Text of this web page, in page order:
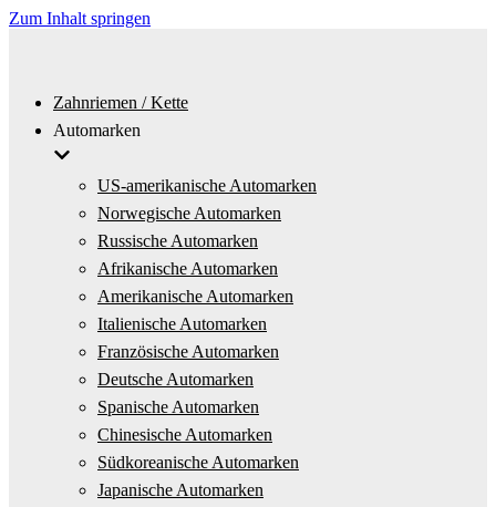
Zum Inhalt springen
Zahnriemen / Kette
Automarken
US-amerikanische Automarken
Norwegische Automarken
Russische Automarken
Afrikanische Automarken
Amerikanische Automarken
Italienische Automarken
Französische Automarken
Deutsche Automarken
Spanische Automarken
Chinesische Automarken
Südkoreanische Automarken
Japanische Automarken